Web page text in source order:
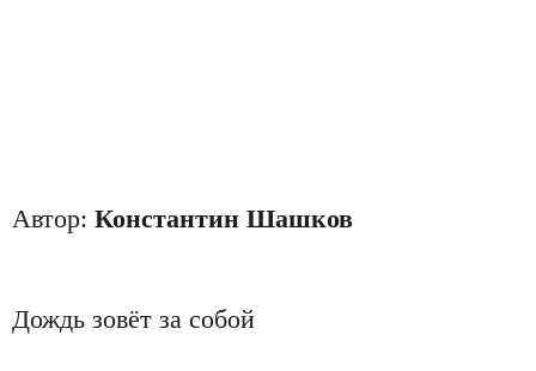
Автор: Константин Шашков
Дождь зовёт за собой